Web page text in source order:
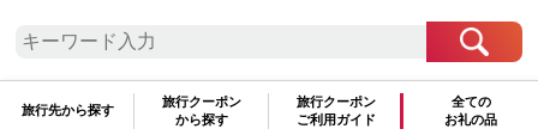
旅行先から探す
旅行クーポン
から探す
旅行クーポン
ご利用ガイド
全ての
お礼の品
「北海道真狩村」はふるぽからお申込みをすること
はできません。